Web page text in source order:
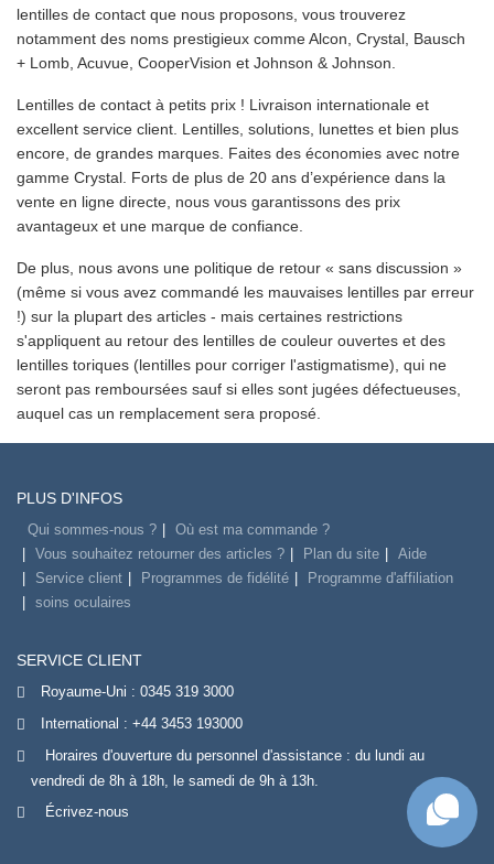
lentilles de contact que nous proposons, vous trouverez
notamment des noms prestigieux comme Alcon, Crystal, Bausch
+ Lomb, Acuvue, CooperVision et Johnson & Johnson.
Lentilles de contact à petits prix ! Livraison internationale et
excellent service client. Lentilles, solutions, lunettes et bien plus
encore, de grandes marques. Faites des économies avec notre
gamme Crystal. Forts de plus de 20 ans d’expérience dans la
vente en ligne directe, nous vous garantissons des prix
avantageux et une marque de confiance.
De plus, nous avons une politique de retour « sans discussion »
(même si vous avez commandé les mauvaises lentilles par erreur
!) sur la plupart des articles - mais certaines restrictions
s'appliquent au retour des lentilles de couleur ouvertes et des
lentilles toriques (lentilles pour corriger l'astigmatisme), qui ne
seront pas remboursées sauf si elles sont jugées défectueuses,
auquel cas un remplacement sera proposé.
PLUS D'INFOS
Qui sommes-nous ?
Où est ma commande ?
Vous souhaitez retourner des articles ?
Plan du site
Aide
Service client
Programmes de fidélité
Programme d'affiliation
soins oculaires
SERVICE CLIENT
Royaume-Uni : 0345 319 3000
International : +44 3453 193000
Horaires d'ouverture du personnel d'assistance : du lundi au
vendredi de 8h à 18h, le samedi de 9h à 13h.
Écrivez-nous